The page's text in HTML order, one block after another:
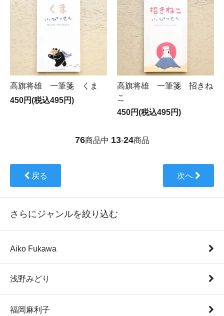
高旗将雄 一筆箋 くま
450円(税込495円)
高旗将雄 一筆箋 招きね
こ
450円(税込495円)
76商品中 13-24商品
戻る 次へ
さらにジャンルを絞り込む
Aiko Fukawa
浅野みどり
福岡麻利子